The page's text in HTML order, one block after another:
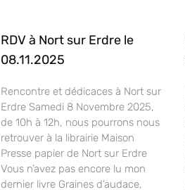
RDV à Nort sur Erdre le
08.11.2025
Rencontre et dédicaces à Nort sur
Erdre Samedi 8 Novembre 2025,
de 10h à 12h, nous pourrons nous
retrouver à la librairie Maison
Presse papier de Nort sur Erdre
Vous n’avez pas encore lu mon
dernier livre Graines d’audace,